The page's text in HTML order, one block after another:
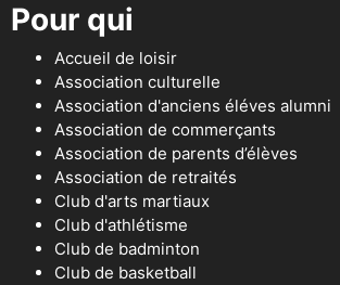
Pour qui
Accueil de loisir
Association culturelle
Association d'anciens éléves alumni
Association de commerçants
Association de parents d’élèves
Association de retraités
Club d'arts martiaux
Club d'athlétisme
Club de badminton
Club de basketball